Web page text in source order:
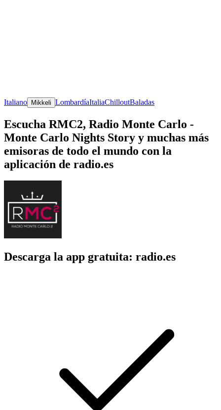
Italiano Mikkeli LombardíaItaliaChilloutBaladas
Escucha RMC2, Radio Monte Carlo -
Monte Carlo Nights Story y muchas más
emisoras de todo el mundo con la
aplicación de radio.es
Descarga la app gratuita: radio.es